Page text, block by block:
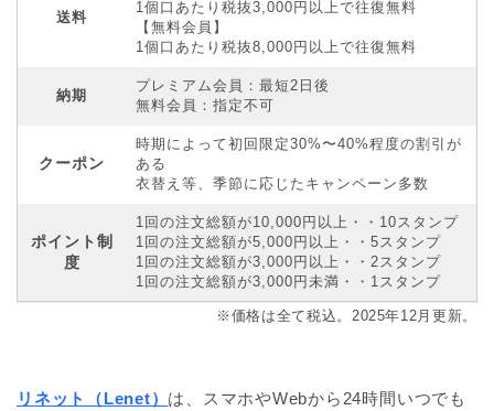
送料
1個口あたり税抜3,000円以上で往復無料
【無料会員】
1個口あたり税抜8,000円以上で往復無料
納期
プレミアム会員：最短2日後
無料会員：指定不可
クーポン
時期によって初回限定30%〜40%程度の割引が
ある
衣替え等、季節に応じたキャンペーン多数
ポイント制
度
1回の注文総額が10,000円以上・・10スタンプ
1回の注文総額が5,000円以上・・5スタンプ
1回の注文総額が3,000円以上・・2スタンプ
1回の注文総額が3,000円未満・・1スタンプ
※価格は全て税込。2025年12月更新。
リネット（Lenet） は、スマホやWebから24時間いつでも